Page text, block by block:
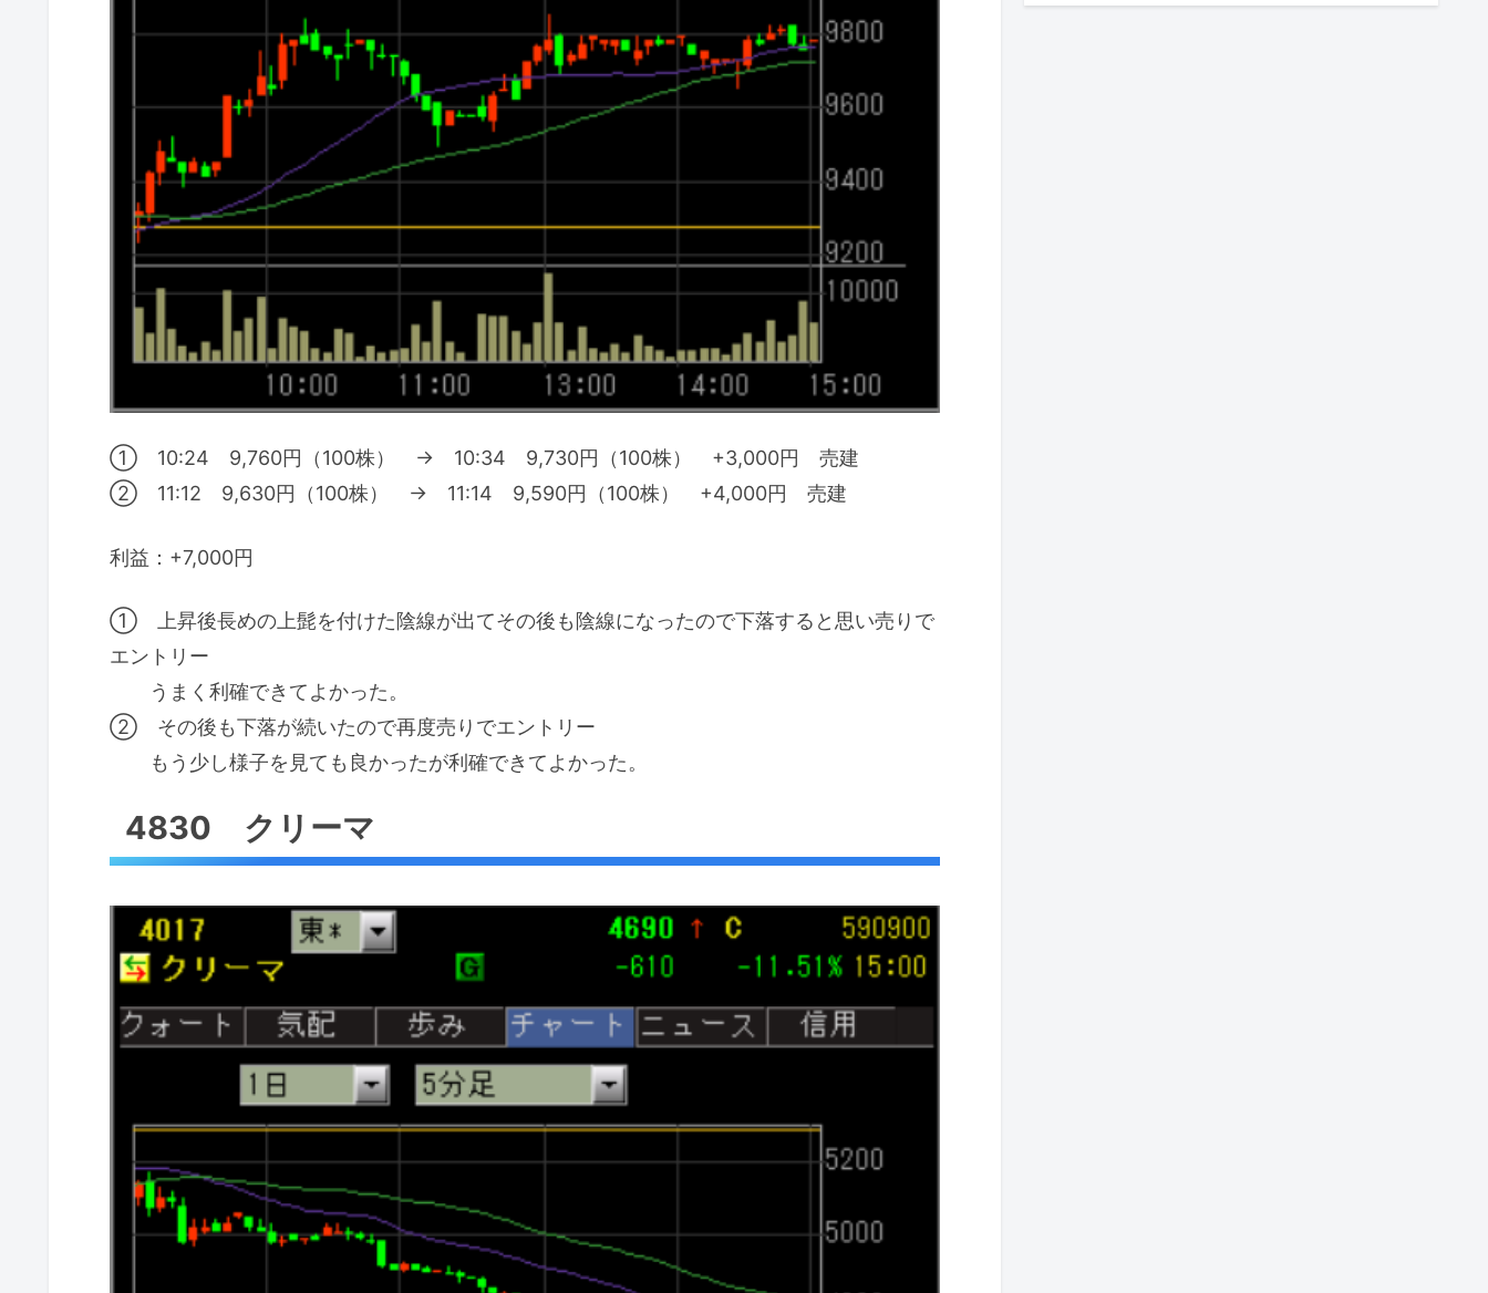
① 10:24 9,760円（100株） → 10:34 9,730円（100株） +3,000円 売建
② 11:12 9,630円（100株） → 11:14 9,590円（100株） +4,000円 売建
利益：+7,000円
① 上昇後長めの上髭を付けた陰線が出てその後も陰線になったので下落すると思い売りで
エントリー
うまく利確できてよかった。
② その後も下落が続いたので再度売りでエントリー
もう少し様子を見ても良かったが利確できてよかった。
4830 クリーマ